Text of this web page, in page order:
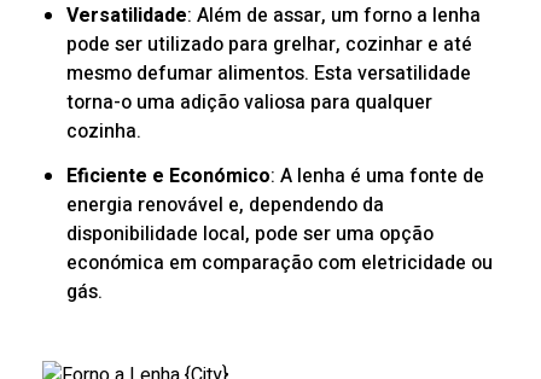
Versatilidade: Além de assar, um forno a lenha
pode ser utilizado para grelhar, cozinhar e até
mesmo defumar alimentos. Esta versatilidade
torna-o uma adição valiosa para qualquer
cozinha.
Eficiente e Económico: A lenha é uma fonte de
energia renovável e, dependendo da
disponibilidade local, pode ser uma opção
económica em comparação com eletricidade ou
gás.